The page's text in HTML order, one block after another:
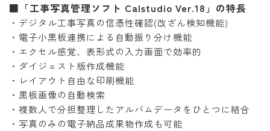
■「工事写真管理ソフト Calstudio Ver.18」の特長
・デジタル工事写真の信憑性確認(改ざん検知機能)
・電子小黒板連携による自動振り分け機能
・エクセル感覚、表形式の入力画面で効率的
・ダイジェスト版作成機能
・レイアウト自由な印刷機能
・黒板画像の自動検索
・複数人で分担整理したアルバムデータをひとつに結合
・写真のみの電子納品成果物作成も可能